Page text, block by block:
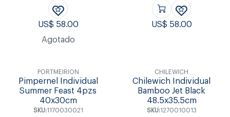
US$ 58.00
Agotado
US$ 58.00
PORTMEIRION
Pimpernel Individual
Summer Feast 4pzs
40x30cm
SKU:1170030021
CHILEWICH
Chilewich Individual
Bamboo Jet Black
48.5x35.5cm
SKU:1270010013